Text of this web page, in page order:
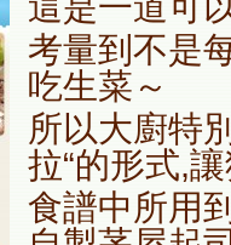
考量到不是
吃生菜～
所以大廚特
拉“的形式,
食譜中所用